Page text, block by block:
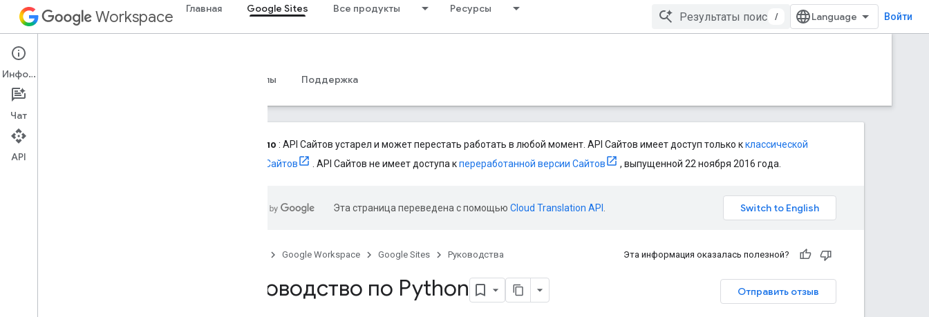
Workspace Главная Google Sites Все продукты Ресурсы
/ Войти
Google Sites
Обзор Справочные материалы Поддержка
Устарело : API Сайтов устарел и может перестать работать в любой момент. API Сайтов имеет доступ только кклассической
версии Сайтов
. API Сайтов не имеет доступа кпереработанной версии Сайтов , выпущенной 22 ноября 2016 года.
Эта страница переведена с помощью Cloud Translation API
Google Workspace Google Sites Руководства Эта информация оказалась полезной?
Отправить отзыв
Руководство по Python
Информация
Чат
API